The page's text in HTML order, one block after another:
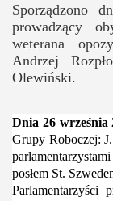
Sporządzono
prowadzący
weterana
Andrzej
Olewiński.
Dnia 26 września
Grupy Roboczej:
posłem St.
Parlamentarzyści